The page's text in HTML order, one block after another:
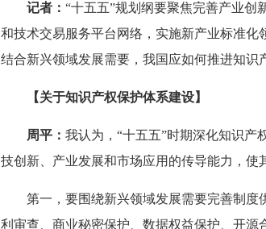
记者： “十五五”规划纲要聚焦完善产业创
和技术交易服务平台网络，实施新产业标准化
结合新兴领域发展需要，我国应如何推进知识
【关于知识产权保护体系建设】
周平： 我认为，“十五五”时期深化知识
技创新、产业发展和市场应用的传导能力，使
第一，要围绕新兴领域发展需要完善制
利审查、商业秘密保护、数据权益保护、开源